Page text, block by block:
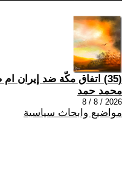
(35) اتفاق مكّة ضد إيران ام ضد اسرائيل؟
محمد حمد
2026 / 8 / 8
مواضيع وابحاث سياسية